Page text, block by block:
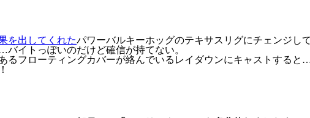
を出してくれたパワーバルキーホッグのテキサスリグにチェンジし
イトっぽいのだけど確信が持てない。
るフローティングカバーが絡んでいるレイダウンにキャストすると